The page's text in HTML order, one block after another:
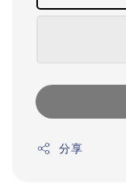
分享